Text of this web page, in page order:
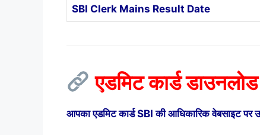
SBI Clerk Mains Result Date
एडमिट कार्ड
आपका एडमिट कार्ड SBI की आधिकारिक वेबसाइट